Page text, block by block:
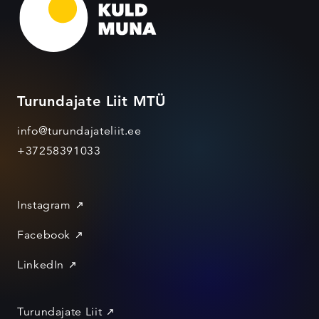
Turundajate Liit MTÜ
info@turundajateliit.ee
+37258391033
Instagram
Facebook
LinkedIn
Turundajate Liit